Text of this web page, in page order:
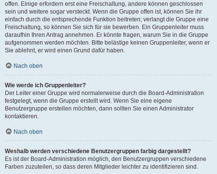
offen. Einige erfordern erst eine Freischaltung, andere können geschlossen
sein und weitere sogar versteckt. Wenn die Gruppe offen ist, können Sie ihr
einfach durch die entsprechende Funktion beitreten; verlangt die Gruppe eine
Freischaltung, so können Sie sich für sie bewerben. Ein Gruppenleiter muss
daraufhin Ihren Antrag annehmen. Er könnte fragen, warum Sie in die Gruppe
aufgenommen werden möchten. Bitte belästige keinen Gruppenleiter, wenn er
Sie ablehnt, er wird einen Grund dafür haben.
Nach oben
Wie werde ich Gruppenleiter?
Der Leiter einer Gruppe wird normalerweise durch die Board-Administration
festgelegt, wenn die Gruppe erstellt wird. Wenn Sie eine eigene
Benutzergruppe erstellen möchten, dann sollten Sie einen Administrator
kontaktieren.
Nach oben
Weshalb werden verschiedene Benutzergruppen farbig dargestellt?
Es ist der Board-Administration möglich, den Benutzergruppen verschiedene
Farben zuzuteilen, so dass deren Mitglieder leichter zu identifizieren sind.